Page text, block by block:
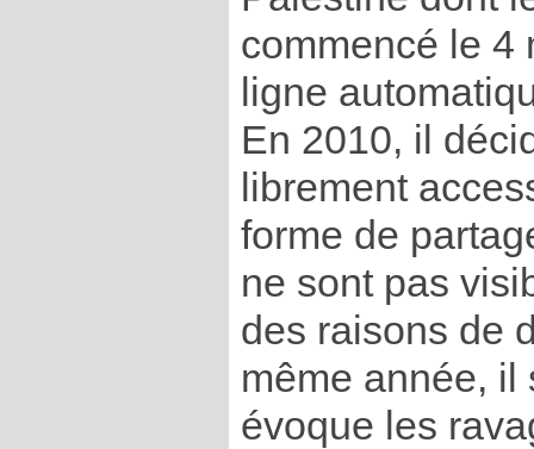
commencé le 4
ligne
En 2010, il
librement
forme de
ne sont pas
des raisons de
même année, il
évoque les